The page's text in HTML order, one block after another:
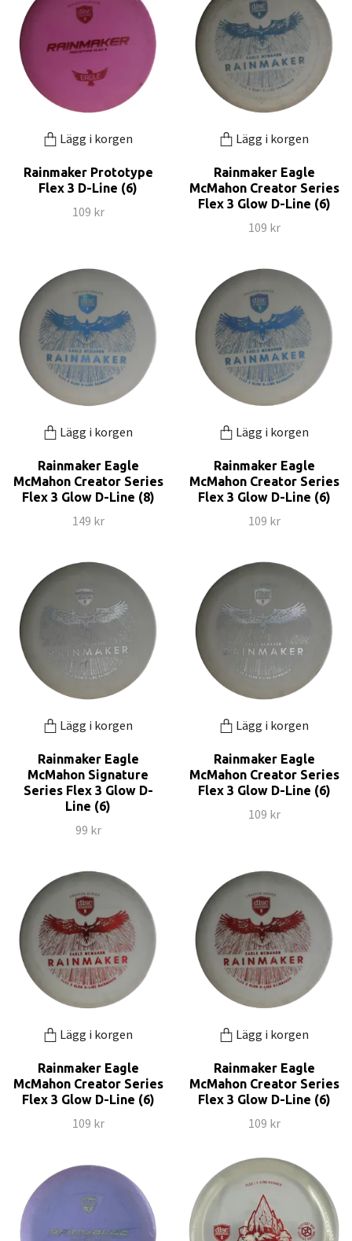
Lägg i korgen
Rainmaker Prototype
Flex 3 D-Line (6)
109 kr
Lägg i korgen
Rainmaker Eagle
McMahon Creator Series
Flex 3 Glow D-Line (6)
109 kr
Lägg i korgen
Rainmaker Eagle
McMahon Creator Series
Flex 3 Glow D-Line (8)
149 kr
Lägg i korgen
Rainmaker Eagle
McMahon Creator Series
Flex 3 Glow D-Line (6)
109 kr
Lägg i korgen
Rainmaker Eagle
McMahon Signature
Series Flex 3 Glow D-
Line (6)
99 kr
Lägg i korgen
Rainmaker Eagle
McMahon Creator Series
Flex 3 Glow D-Line (6)
109 kr
Lägg i korgen
Rainmaker Eagle
McMahon Creator Series
Flex 3 Glow D-Line (6)
109 kr
Lägg i korgen
Rainmaker Eagle
McMahon Creator Series
Flex 3 Glow D-Line (6)
109 kr